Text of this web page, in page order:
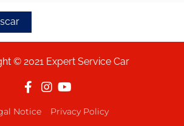
© 2021 Expert Service Car
Notice Privacy Policy